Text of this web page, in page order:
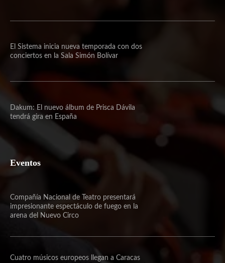
El Sistema inicia nueva temporada con dos
conciertos en la Sala Simón Bolívar
Dakum: El nuevo álbum de Prisca Dávila
tendrá gira en España
Eventos
Compañía Nacional de Teatro presentará
impresionante espectáculo de fuego en la
arena del Nuevo Circo
Cuatro músicos europeos llegan a Caracas